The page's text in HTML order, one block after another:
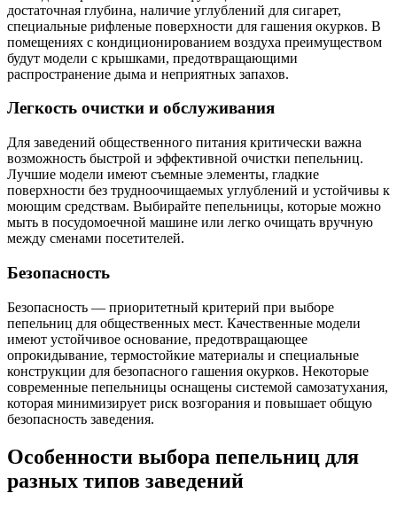
достаточная глубина, наличие углублений для сигарет,
специальные рифленые поверхности для гашения окурков. В
помещениях с кондиционированием воздуха преимуществом
будут модели с крышками, предотвращающими
распространение дыма и неприятных запахов.
Легкость очистки и обслуживания
Для заведений общественного питания критически важна
возможность быстрой и эффективной очистки пепельниц.
Лучшие модели имеют съемные элементы, гладкие
поверхности без трудноочищаемых углублений и устойчивы к
моющим средствам. Выбирайте пепельницы, которые можно
мыть в посудомоечной машине или легко очищать вручную
между сменами посетителей.
Безопасность
Безопасность — приоритетный критерий при выборе
пепельниц для общественных мест. Качественные модели
имеют устойчивое основание, предотвращающее
опрокидывание, термостойкие материалы и специальные
конструкции для безопасного гашения окурков. Некоторые
современные пепельницы оснащены системой самозатухания,
которая минимизирует риск возгорания и повышает общую
безопасность заведения.
Особенности выбора пепельниц для
разных типов заведений